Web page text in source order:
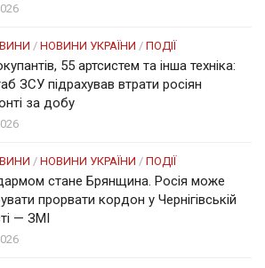
/ НОВИНИ УКРАЇНИ / ПОДІЇ
55 артсистем та інша техніка:
ЗСУ підрахував втрати росіян
за добу
/ НОВИНИ УКРАЇНИ / ПОДІЇ
стане Брянщина. Росія може
прорвати кордон у Чернігівській
— ЗМІ